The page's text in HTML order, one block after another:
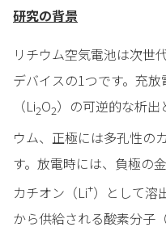
研究の背景
リチウム空気電池は次世
デバイスの1つです。充
（Li2O2）の可逆的な析出
ウム、正極には多孔性の
す。放電時には、負極の
カチオン（Li+）として溶
から供給される酸素分子